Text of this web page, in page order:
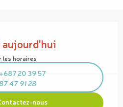
aujourd'hui
les horaires
+687 20 39 57
47 91 28
nous